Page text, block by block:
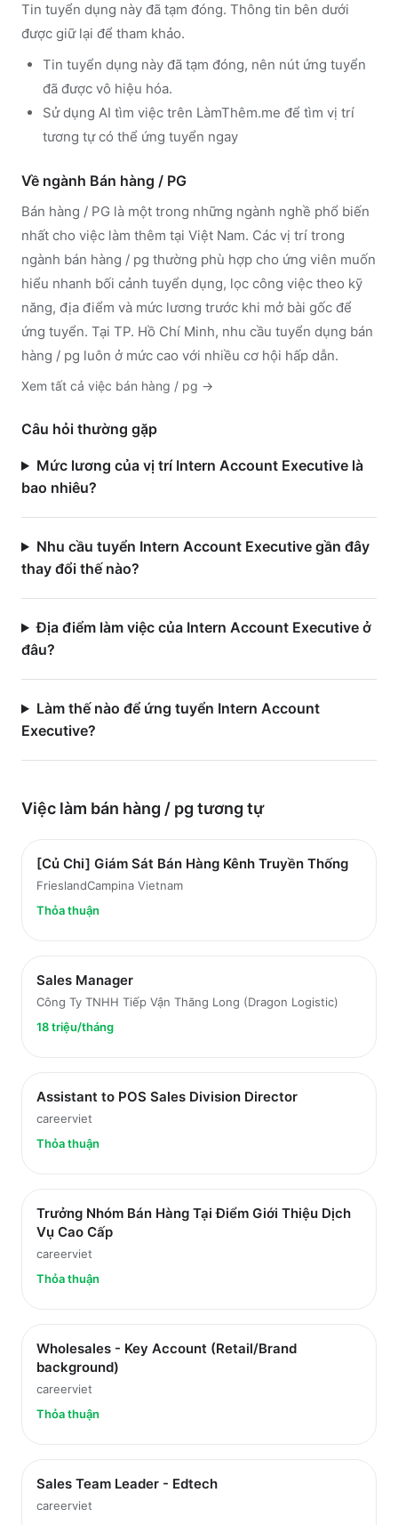
Tin tuyển dụng này đã tạm đóng. Thông tin bên dưới
được giữ lại để tham khảo.
Tin tuyển dụng này đã tạm đóng, nên nút ứng tuyển
đã được vô hiệu hóa.
Sử dụng AI tìm việc trên LàmThêm.me để tìm vị trí
tương tự có thể ứng tuyển ngay
Về ngành Bán hàng / PG
Bán hàng / PG là một trong những ngành nghề phổ biến
nhất cho việc làm thêm tại Việt Nam. Các vị trí trong
ngành bán hàng / pg thường phù hợp cho ứng viên muốn
hiểu nhanh bối cảnh tuyển dụng, lọc công việc theo kỹ
năng, địa điểm và mức lương trước khi mở bài gốc để
ứng tuyển. Tại TP. Hồ Chí Minh, nhu cầu tuyển dụng bán
hàng / pg luôn ở mức cao với nhiều cơ hội hấp dẫn.
Xem tất cả việc bán hàng / pg →
Câu hỏi thường gặp
Mức lương của vị trí Intern Account Executive là
bao nhiêu?
Nhu cầu tuyển Intern Account Executive gần đây
thay đổi thế nào?
Địa điểm làm việc của Intern Account Executive ở
đâu?
Làm thế nào để ứng tuyển Intern Account
Executive?
Việc làm bán hàng / pg tương tự
[Củ Chi] Giám Sát Bán Hàng Kênh Truyền Thống
FrieslandCampina Vietnam
Thỏa thuận
Sales Manager
Công Ty TNHH Tiếp Vận Thăng Long (Dragon Logistic)
18 triệu/tháng
Assistant to POS Sales Division Director
careerviet
Thỏa thuận
Trưởng Nhóm Bán Hàng Tại Điểm Giới Thiệu Dịch
Vụ Cao Cấp
careerviet
Thỏa thuận
Wholesales - Key Account (Retail/Brand
background)
careerviet
Thỏa thuận
Sales Team Leader - Edtech
careerviet